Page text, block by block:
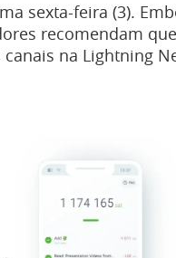
sexta-feira (3).
recomendam
na Lightning